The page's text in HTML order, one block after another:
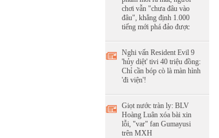
chơi vẫn "chưa đâu vào
đâu", khẳng định 1.000
tiếng mới phá đảo được
Nghi vấn Resident Evil 9
'hủy diệt' tivi 40 triệu đồng:
Chỉ cần bóp cò là màn hình
'đi viện'!
Giọt nước tràn ly: BLV
Hoàng Luân xóa bài xin
lỗi, "var" fan Gumayusi
trên MXH